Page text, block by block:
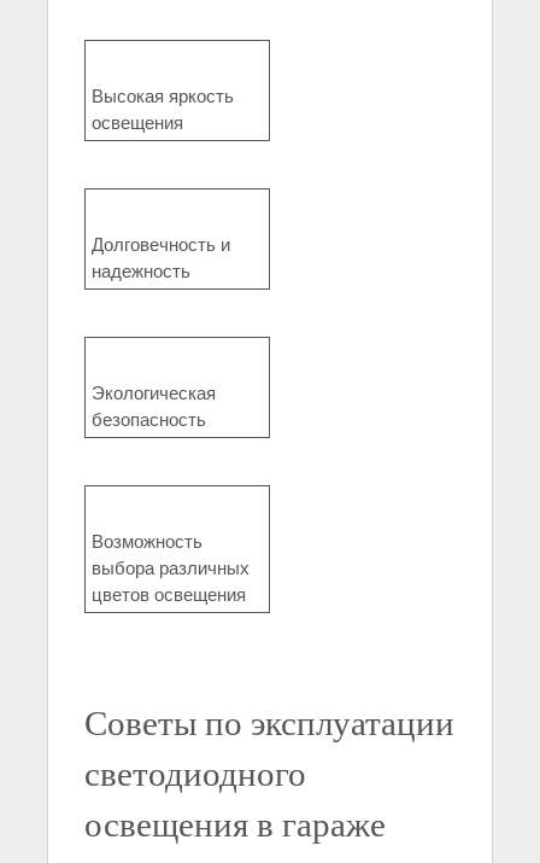
Высокая яркость
освещения
Долговечность и
надежность
Экологическая
безопасность
Возможность
выбора различных
цветов освещения
Советы по эксплуатации
светодиодного
освещения в гараже